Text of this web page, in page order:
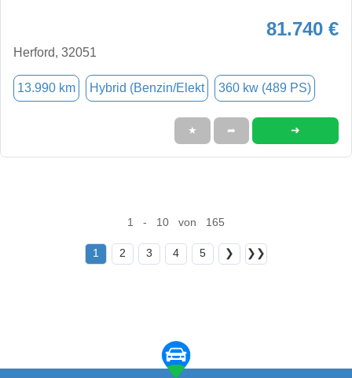
81.740 €
Herford, 32051
13.990 km Hybrid (Benzin/Elekt 360 kw (489 PS)
★ ➦ ➜
1 - 10 von 165
1 2 3 4 5 ❯ ❯❯